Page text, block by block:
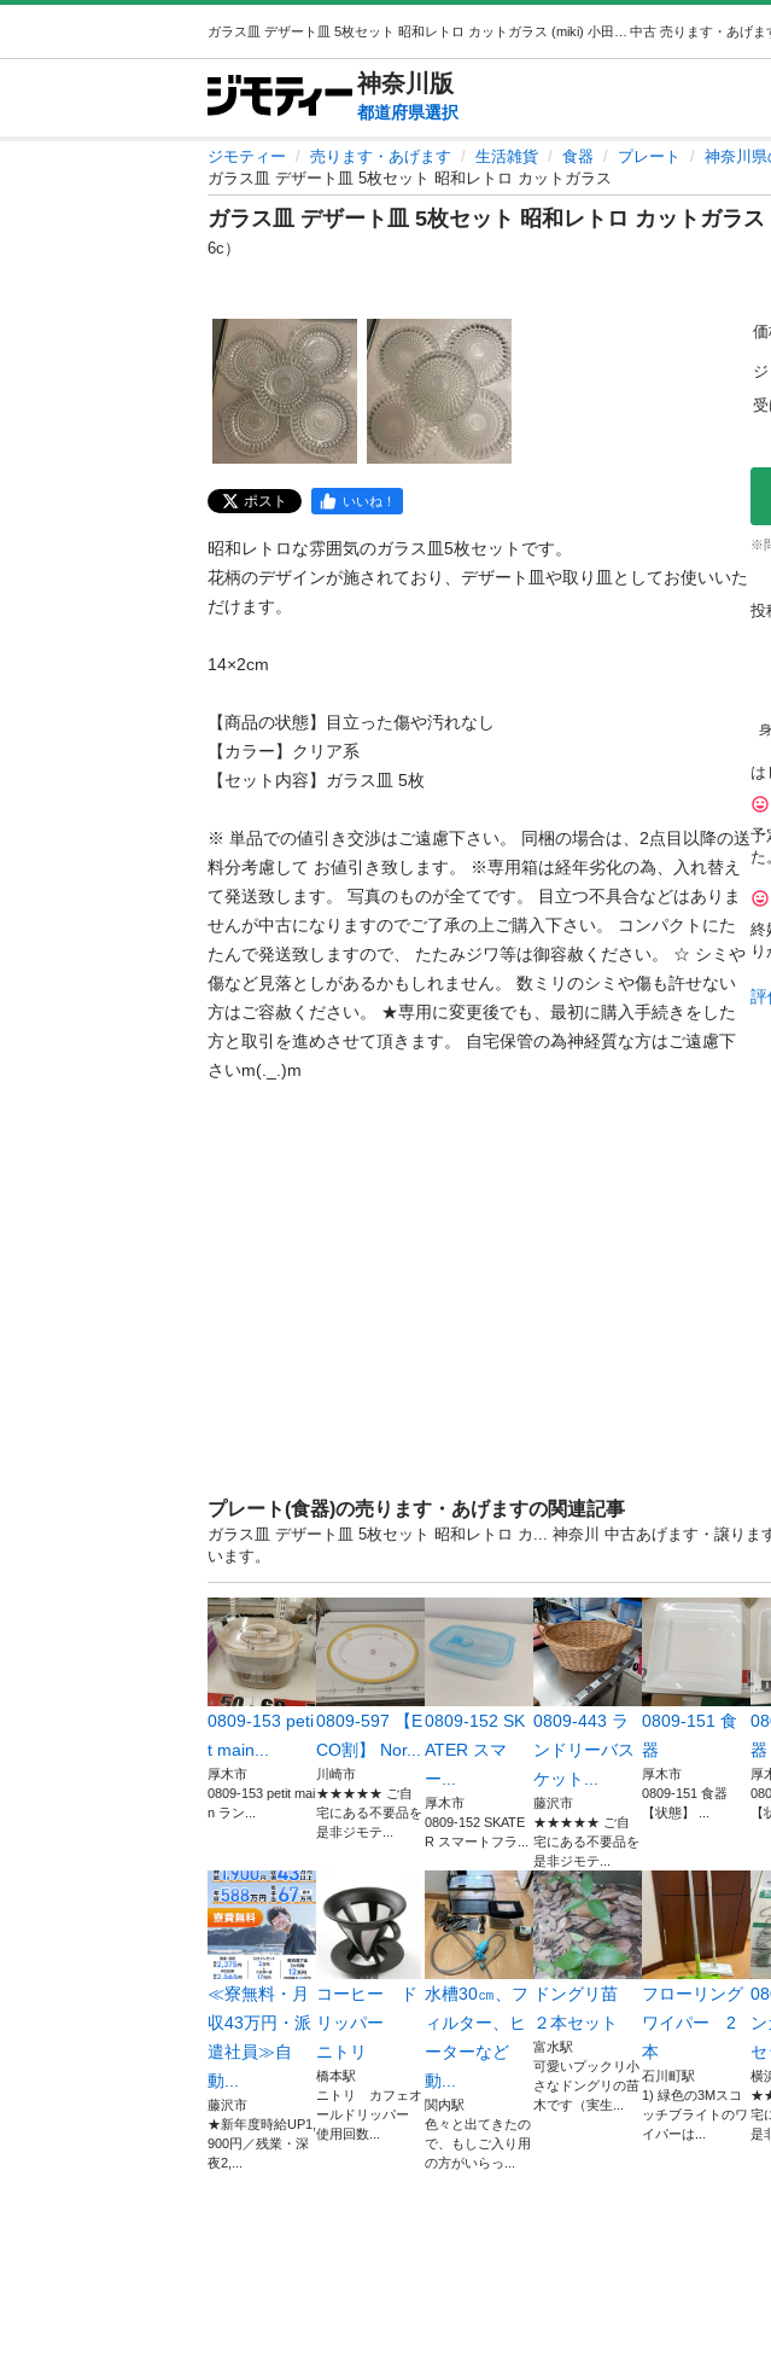
中古 売ります・あげま
神奈川 版
都道府県選択
ジモティー 売ります・あげます 生活雑貨 食器 プレート 神奈川県
ガラス皿 デザート皿 5枚セット 昭和レトロ カットガラス
ガラス皿 デザート皿 5枚セット 昭和レトロ カットガラス
6c）
ポスト いいね！
昭和レトロな雰囲気のガラス皿5枚セットです。
花柄のデザインが施されており、デザート皿や取り皿としてお使いいた
だけます。
14×2cm
【商品の状態】目立った傷や汚れなし
【カラー】クリア系
【セット内容】ガラス皿 5枚
※ 単品での値引き交渉はご遠慮下さい。 同梱の場合は、2点目以降の送
料分考慮して お値引き致します。 ※専用箱は経年劣化の為、入れ替え
て発送致します。 写真のものが全てです。 目立つ不具合などはありま
せんが中古になりますのでご了承の上ご購入下さい。 コンパクトにた
たんで発送致しますので、 たたみジワ等は御容赦ください。 ☆ シミや
傷など見落としがあるかもしれません。 数ミリのシミや傷も許せない
方はご容赦ください。 ★専用に変更後でも、最初に購入手続きをした
方と取引を進めさせて頂きます。 自宅保管の為神経質な方はご遠慮下
さいm(._.)m
※
投
は
予
た
終
り
評
プレート(食器)の売ります・あげますの関連記事
ガラス皿 デザート皿 5枚セット 昭和レトロ カ... 神奈川 中古あげます・譲りま
います。
0809-153 peti
t main...
厚木市
0809-153 petit mai
n ラン...
0809-597 【E
CO割】 Nor...
川崎市
★★★★★ ご自
宅にある不要品を
是非ジモテ...
0809-152 SK
ATER スマ
ー...
厚木市
0809-152 SKATE
R スマートフラ...
0809-443 ラ
ンドリーバス
ケット...
藤沢市
★★★★★ ご自
宅にある不要品を
是非ジモテ...
0809-151 食
器
厚木市
0809-151 食器
【状態】 ...
器
厚
【
≪寮無料・月
収43万円・派
遣社員≫自
動...
藤沢市
★新年度時給UP1,
900円／残業・深
夜2,...
コーヒー ド
リッパー
ニトリ
橋本駅
ニトリ カフェオ
ールドリッパー
使用回数...
水槽30㎝、フ
ィルター、ヒ
ーターなど
動...
関内駅
色々と出てきたの
で、もしご入り用
の方がいらっ...
ドングリ苗
２本セット
富水駅
可愛いプックリ小
さなドングリの苗
木です（実生...
フローリング
ワイパー 2
本
石川町駅
1) 緑色の3Mスコ
ッチブライトのワ
イパーは...
セ
横
宅
是